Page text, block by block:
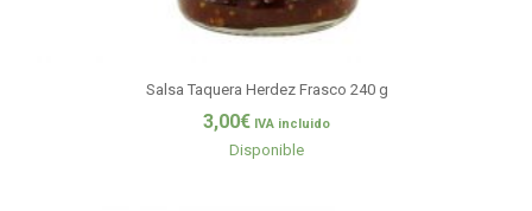
Salsa Taquera Herdez Frasco 240 g
3,00€ IVA incluido
Disponible